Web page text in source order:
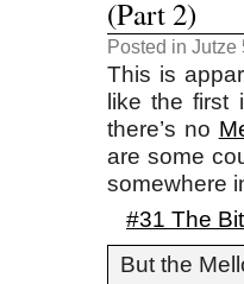
(Part 2)
Posted in Jutze
This is
like the first
there’s no
are some
somewhere
#31 The
But the